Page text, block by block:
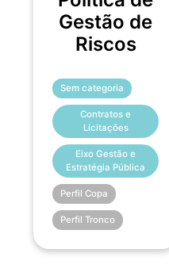
Gestão de
Riscos
Sem categoria
Contratos e
Licitações
Eixo Gestão e
Estratégia Pública
Perfil Copa
Perfil Tronco